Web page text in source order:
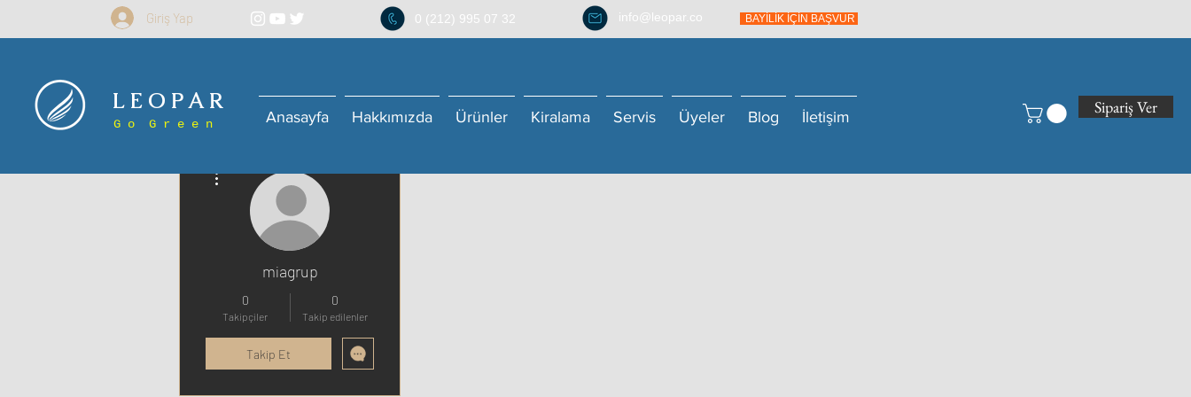
Giriş Yap 0 (212) 995 07 32 info@leopar.co BAYİLİK İÇİN BAŞVUR
L E O P A R
G o G r e e n Anasayfa Hakkımızda Ürünler Kiralama Servis Üyeler Blog İletişim Sipariş Ver
miagrup
0
Takipçiler
0
Takip edilenler
Takip Et